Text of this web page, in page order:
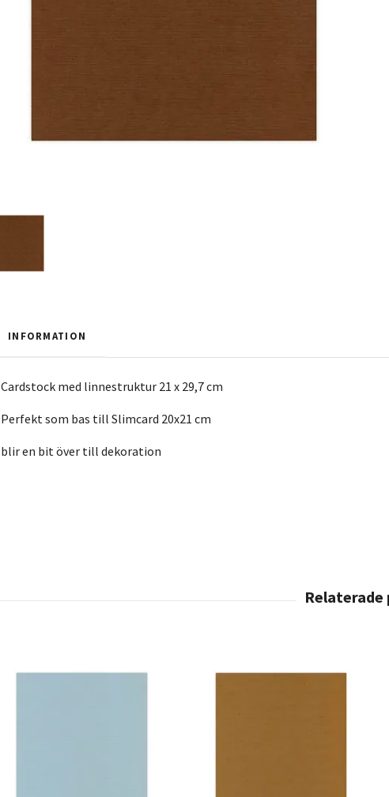
INFORMATION
Cardstock med linnestruktur 21 x 29,7 cm
Perfekt som bas till Slimcard 20x21 cm
blir en bit över till dekoration